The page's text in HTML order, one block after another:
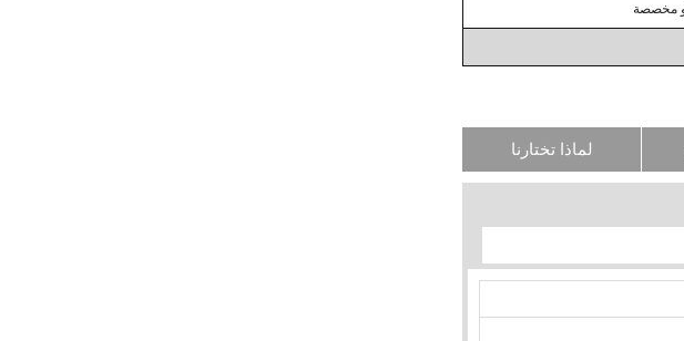
لماذا تختارنا